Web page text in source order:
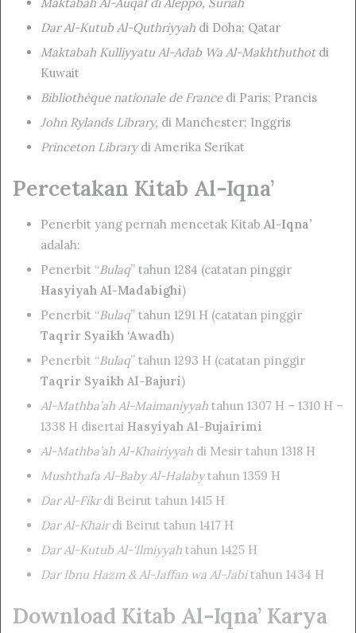
Dar Al-Kutub Al-Quthriyyah di Doha; Qatar
Maktabah Kulliyyatu Al-Adab Wa Al-Makhthuthotdi
Kuwait
Bibliothèque nationale de Francedi Paris; Prancis
John Rylands Library, di Manchester; Inggris
Princeton Librarydi Amerika Serikat
Percetakan Kitab Al-Iqna’
Penerbit yang pernah mencetak Kitab Al-Iqna’
adalah:
Penerbit “Bulaq” tahun 1284 (catatan pinggir
Hasyiyah Al-Madabighi)
Penerbit “Bulaq” tahun 1291 H (catatan pinggir
Taqrir Syaikh ‘Awadh)
Penerbit “Bulaq” tahun 1293 H (catatan pinggir
Taqrir Syaikh Al-Bajuri)
Al-Mathba’ah Al-Maimaniyyah tahun 1307 H – 1310 H –
1338 H disertai Hasyiyah Al-Bujairimi
Al-Mathba’ah Al-Khairiyyah di Mesir tahun 1318 H
Mushthafa Al-Baby Al-Halabytahun 1359 H
Dar Al-Fikrdi Beirut tahun 1415 H
Dar Al-Khairdi Beirut tahun 1417 H
Dar Al-Kutub Al-‘Ilmiyyah tahun 1425 H
Dar Ibnu Hazm & Al-Jaffan wa Al-Jabitahun 1434 H
Download Kitab Al-Iqna’ Karya